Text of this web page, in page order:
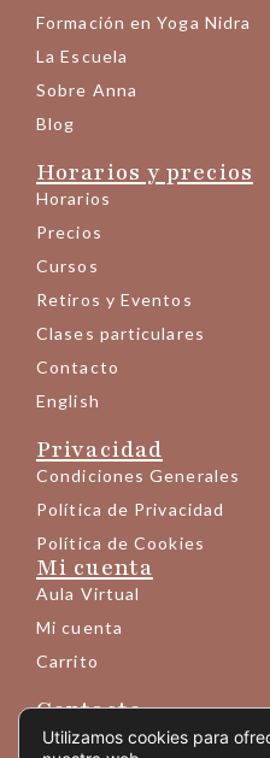
Formación en Yoga Nidra
La Escuela
Sobre Anna
Blog
Horarios y precios
Horarios
Precios
Cursos
Retiros y Eventos
Clases particulares
Contacto
English
Privacidad
Condiciones Generales
Política de Privacidad
Política de Cookies
Mi cuenta
Aula Virtual
Mi cuenta
Carrito
Contacto
+34 683 145 189
Utilizamos cookies para